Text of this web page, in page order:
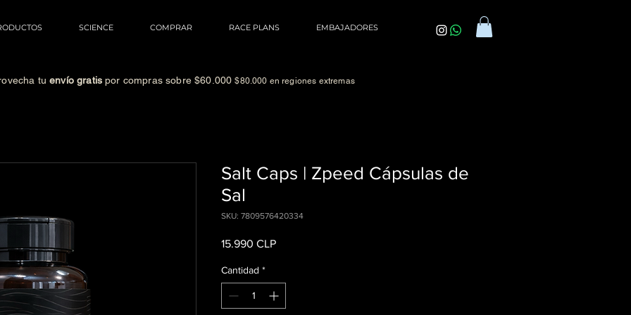
SCIENCE COMPRAR RACE PLANS EMBAJADORES
Salt Caps | Zpeed Cápsulas de
Sal
SKU: 7809576420334
15.990 CLPPrecio
Cantidad *
tuenvío gratis por compras sobre $60.000$80.000 en regiones extremas